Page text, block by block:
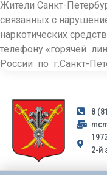
Жители Санкт-
связанных с
наркотических
телефону «горячей
России по г.Санкт-
8
2-й